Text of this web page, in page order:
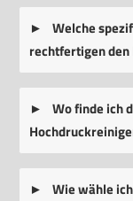
Welche
rechtfertigen
Wo finde ich
Wie wähle